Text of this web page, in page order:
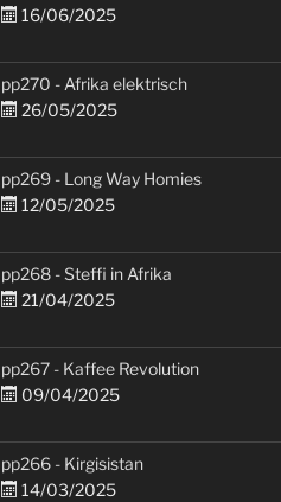
16/06/2025
pp270 - Afrika elektrisch
26/05/2025
pp269 - Long Way Homies
12/05/2025
pp268 - Steffi in Afrika
21/04/2025
pp267 - Kaffee Revolution
09/04/2025
pp266 - Kirgisistan
14/03/2025